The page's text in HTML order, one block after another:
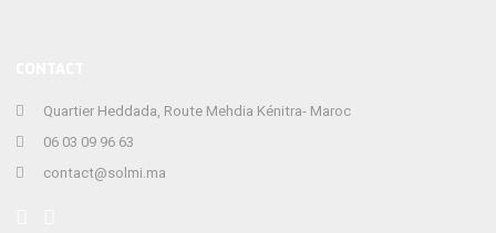
Quartier Heddada, Route Mehdia Kénitra- Maroc
06 03 09 96 63
contact@solmi.ma